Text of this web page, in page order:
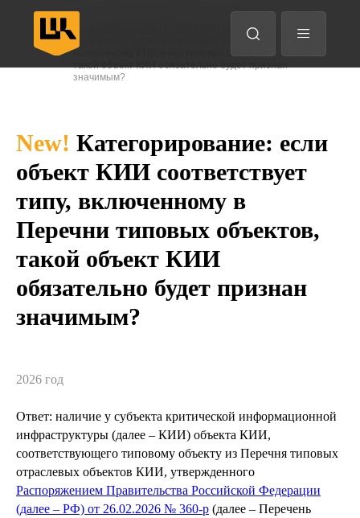
/ Категорирование:
если объект КИИ соответствует типу,
включенному в Перечни типовых объектов,
такой объект КИИ обязательно будет признан
значимым?
New! Категорирование: если
объект КИИ соответствует
типу, включенному в
Перечни типовых объектов,
такой объект КИИ
обязательно будет признан
значимым?
2026 год
Ответ: наличие у субъекта критической информационной
инфраструктуры (далее – КИИ) объекта КИИ,
соответствующего типовому объекту из Перечня типовых
отраслевых объектов КИИ, утвержденного
Распоряжением Правительства Российской Федерации
(далее – РФ) от 26.02.2026 № 360-р (далее – Перечень